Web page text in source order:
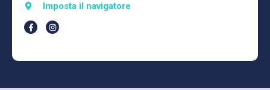
Imposta il navigatore